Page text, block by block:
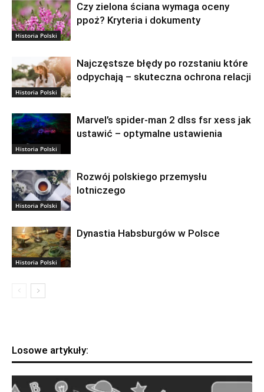
Historia Polski
Czy zielona ściana wymaga oceny
ppoż? Kryteria i dokumenty
Historia Polski
Najczęstsze błędy po rozstaniu które
odpychają – skuteczna ochrona relacji
Historia Polski
Marvel’s spider-man 2 dlss fsr xess jak
ustawić – optymalne ustawienia
Historia Polski
Rozwój polskiego przemysłu
lotniczego
Historia Polski
Dynastia Habsburgów w Polsce
Losowe artykuły: